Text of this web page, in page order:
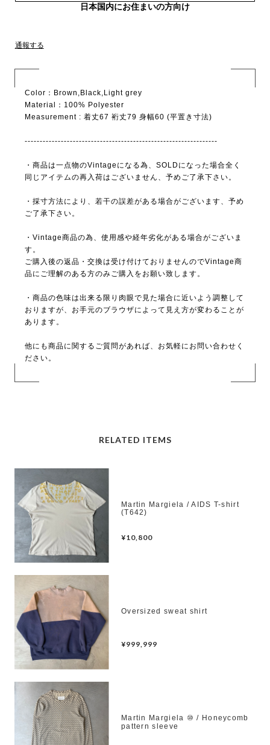
日本国内にお住まいの方向け
通報する
Color：Brown,Black,Light grey
Material：100% Polyester
Measurement : 着丈67 裄丈79 身幅60 (平置き寸法)
----------------------------------------------------------------
・商品は一点物のVintageになる為、SOLDになった場合全く
同じアイテムの再入荷はございません、予めご了承下さい。
・採寸方法により、若干の誤差がある場合がございます、予め
ご了承下さい。
・Vintage商品の為、使用感や経年劣化がある場合がございま
す。
ご購入後の返品・交換は受け付けておりませんのでVintage商
品にご理解のある方のみご購入をお願い致します。
・商品の色味は出来る限り肉眼で見た場合に近いよう調整して
おりますが、お手元のブラウザによって見え方が変わることが
あります。
他にも商品に関するご質問があれば、お気軽にお問い合わせく
ださい。
RELATED ITEMS
Martin Margiela / AIDS T-shirt
(T642)
¥10,800
Oversized sweat shirt
¥999,999
Martin Margiela ⑩ / Honeycomb
pattern sleeve